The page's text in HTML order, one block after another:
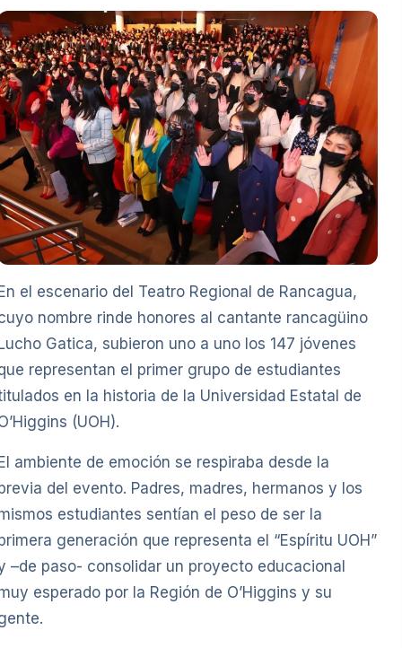
el escenario del Teatro Regional de Rancagua,
nombre rinde honores al cantante rancagüino
Gatica, subieron uno a uno los 147 jóvenes
representan el primer grupo de estudiantes
en la historia de la Universidad Estatal de
(UOH).
ambiente de emoción se respiraba desde la
del evento. Padres, madres, hermanos y los
estudiantes sentían el peso de ser la
generación que representa el “Espíritu UOH”
–de paso- consolidar un proyecto educacional
esperado por la Región de O’Higgins y su